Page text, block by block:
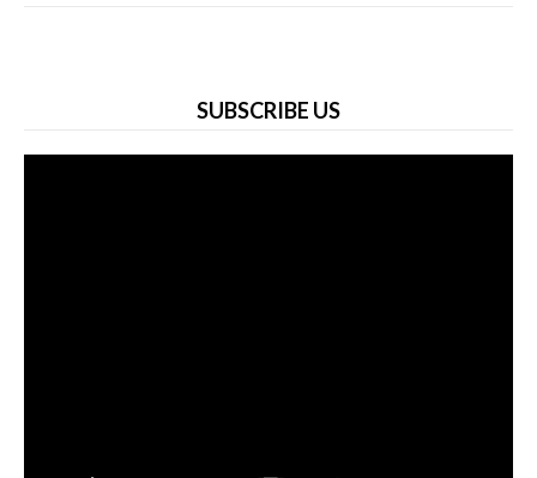
SUBSCRIBE US